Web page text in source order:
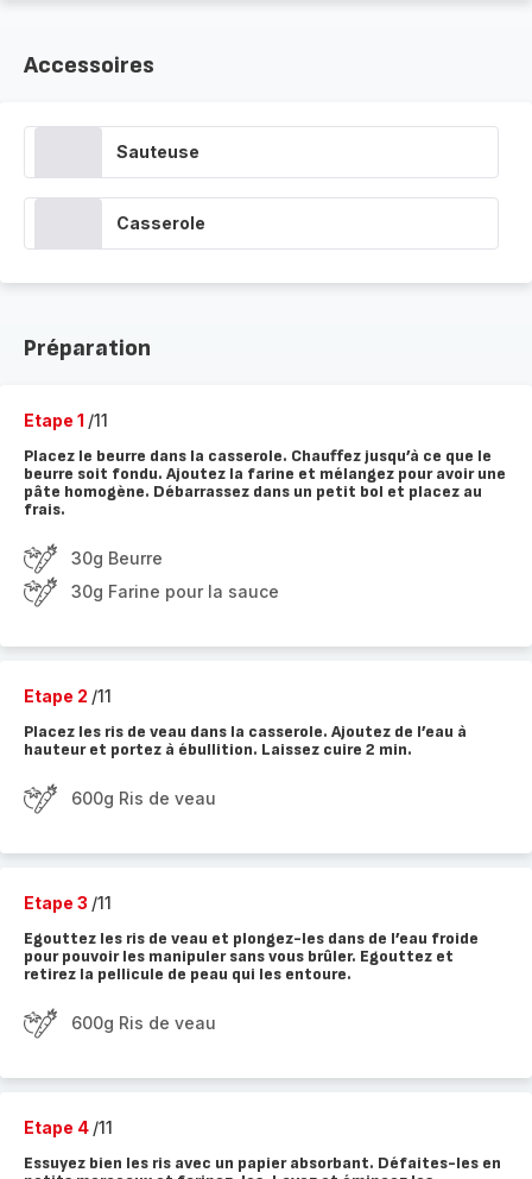
Accessoires
Sauteuse
Casserole
Préparation
Etape 1 /11
Placez le beurre dans la casserole. Chauffez jusqu’à ce que le
beurre soit fondu. Ajoutez la farine et mélangez pour avoir une
pâte homogène. Débarrassez dans un petit bol et placez au
frais.
30g Beurre
30g Farine pour la sauce
Etape 2 /11
Placez les ris de veau dans la casserole. Ajoutez de l’eau à
hauteur et portez à ébullition. Laissez cuire 2 min.
600g Ris de veau
Etape 3 /11
Egouttez les ris de veau et plongez-les dans de l’eau froide
pour pouvoir les manipuler sans vous brûler. Egouttez et
retirez la pellicule de peau qui les entoure.
600g Ris de veau
Etape 4 /11
Essuyez bien les ris avec un papier absorbant. Défaites-les en